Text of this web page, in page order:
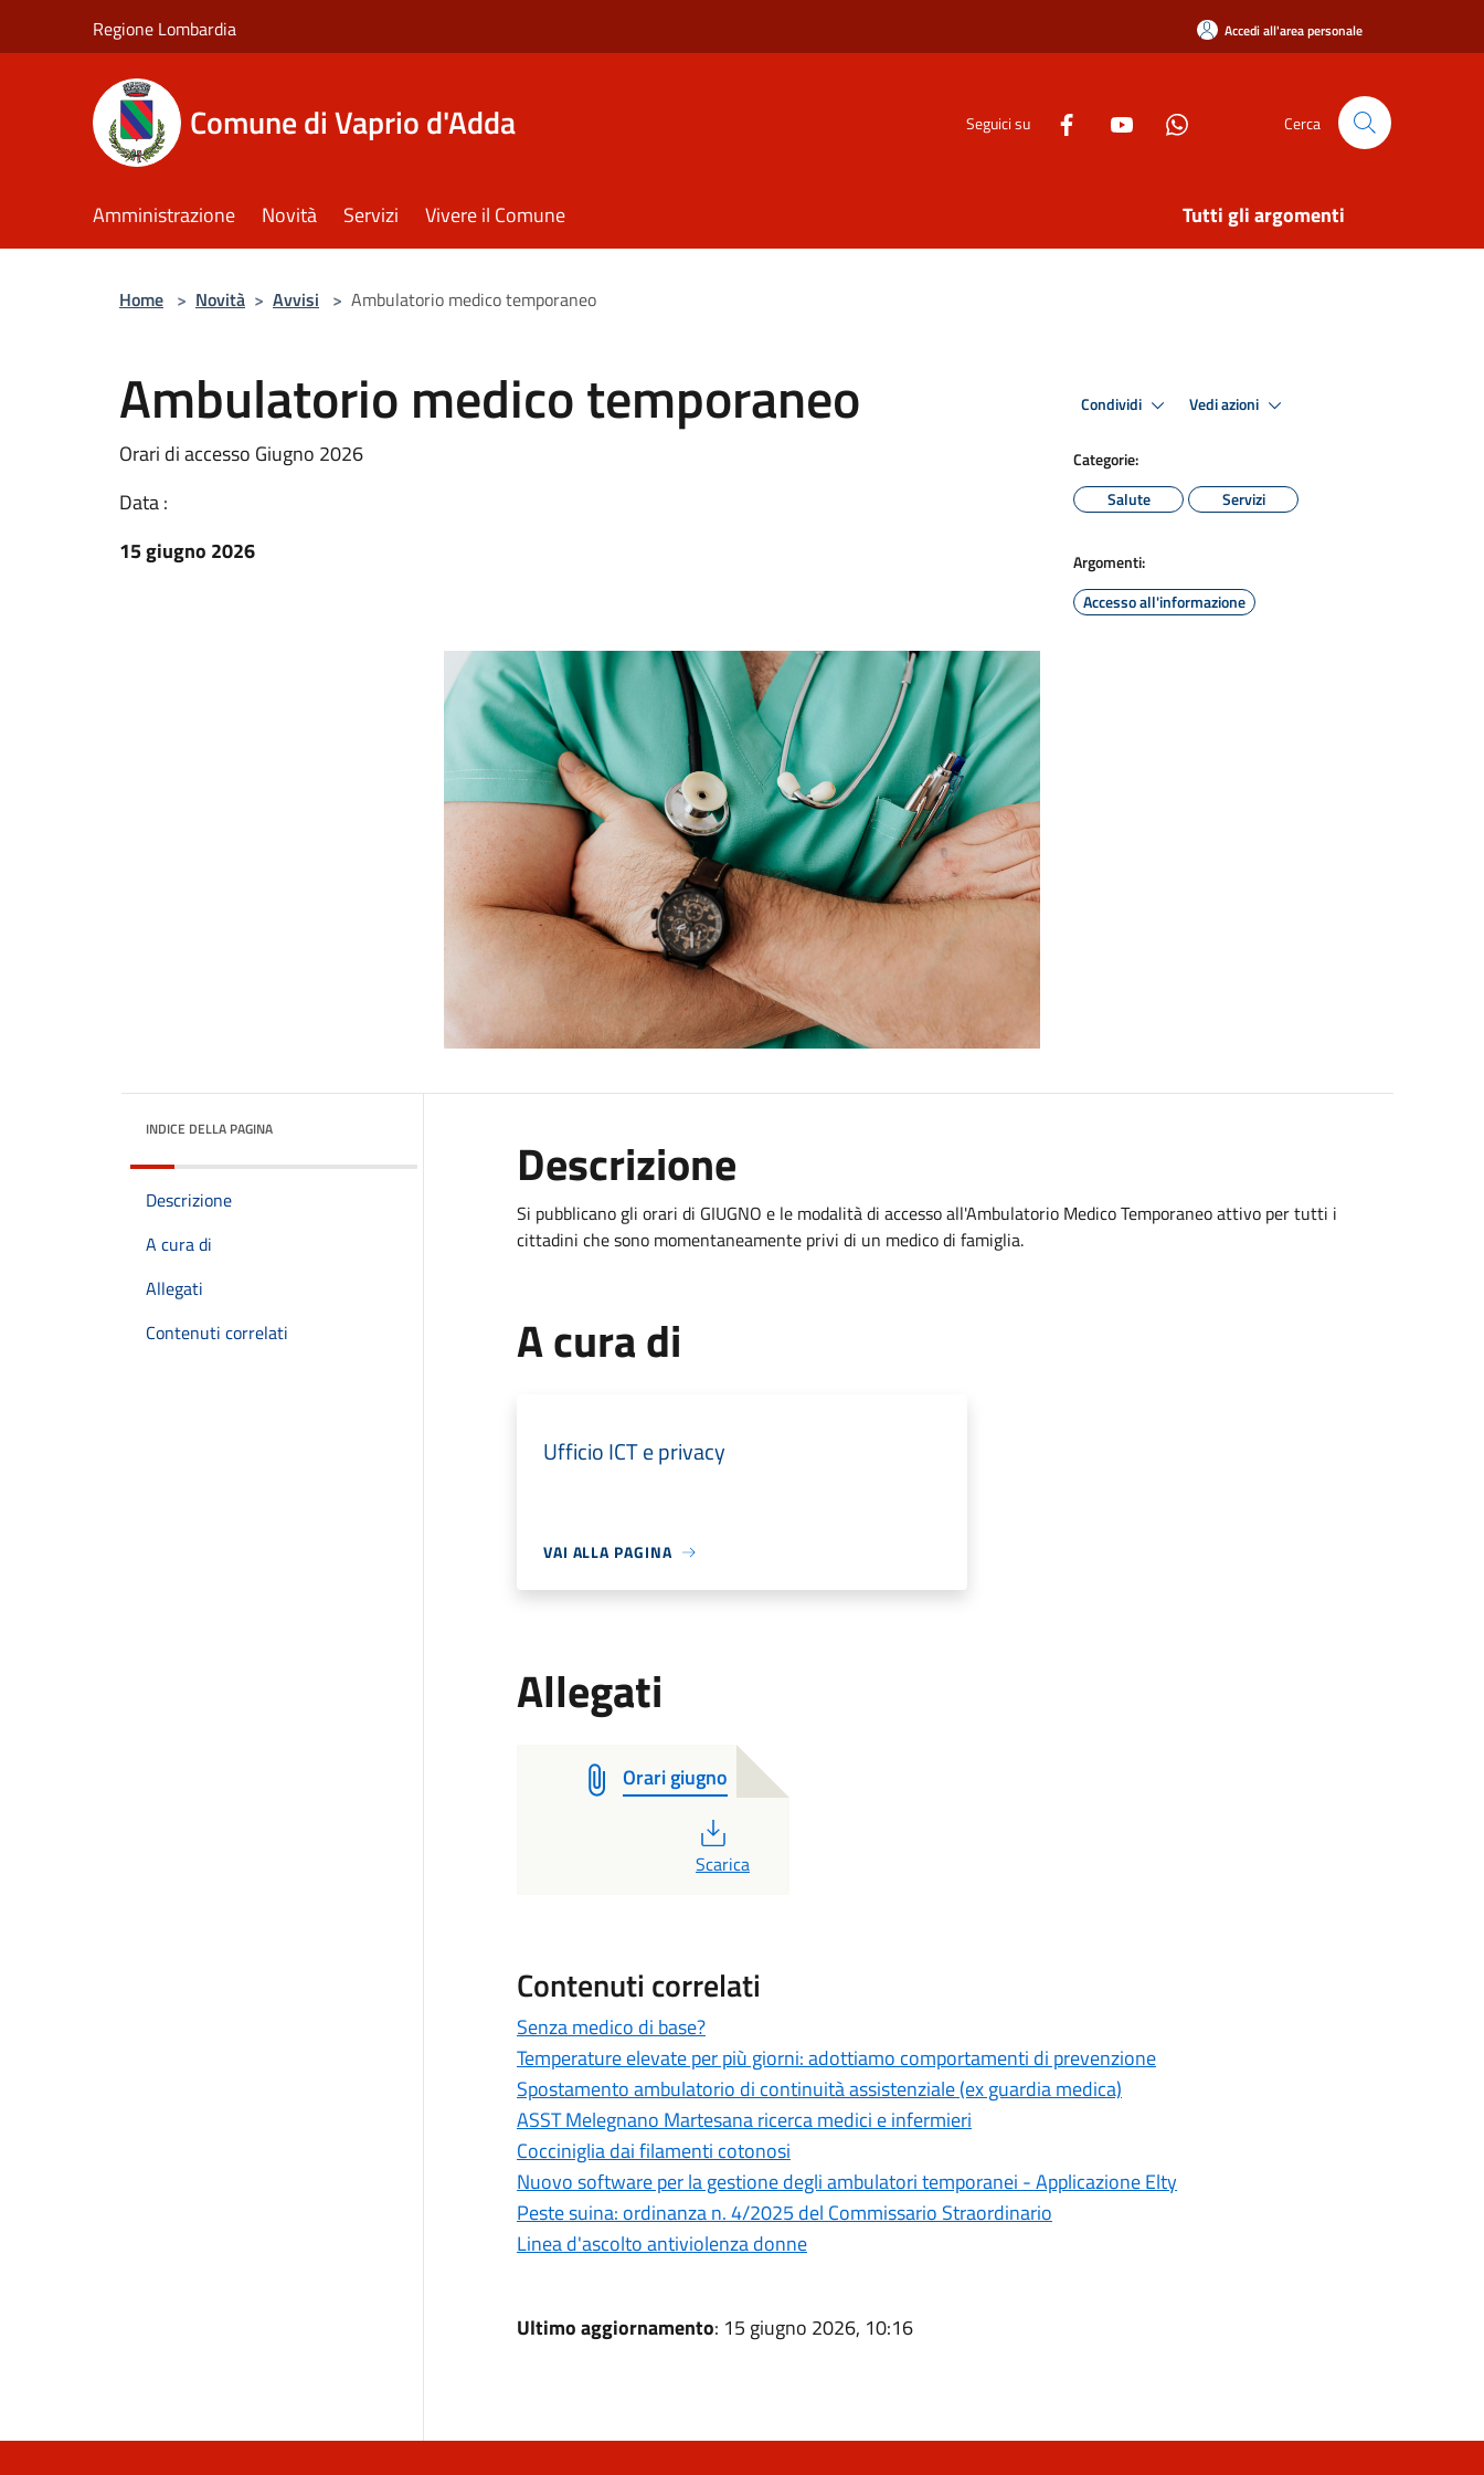
Regione Lombardia Accedi all'area personale
Comune di Vaprio d'Adda Seguici su Cerca
Amministrazione Novità Servizi Vivere il Comune Tutti gli argomenti
Home > Novità > Avvisi > Ambulatorio medico temporaneo
Ambulatorio medico temporaneo
Orari di accesso Giugno 2026
Data :
15 giugno 2026
Condividi Vedi azioni
Categorie:
Salute
Servizi
Argomenti:
Accesso all'informazione
INDICE DELLA PAGINA
Descrizione
A cura di
Allegati
Contenuti correlati
Descrizione
Si pubblicano gli orari di GIUGNO e le modalità di accesso all'Ambulatorio Medico Temporaneo attivo per tutti i
cittadini che sono momentaneamente privi di un medico di famiglia.
A cura di
Ufficio ICT e privacy
VAI ALLA PAGINA
Allegati
Orari giugno
PDF
Scarica
Contenuti correlati
Senza medico di base?
Temperature elevate per più giorni: adottiamo comportamenti di prevenzione
Spostamento ambulatorio di continuità assistenziale (ex guardia medica)
ASST Melegnano Martesana ricerca medici e infermieri
Cocciniglia dai filamenti cotonosi
Nuovo software per la gestione degli ambulatori temporanei - Applicazione Elty
Peste suina: ordinanza n. 4/2025 del Commissario Straordinario
Linea d'ascolto antiviolenza donne
Ultimo aggiornamento: 15 giugno 2026, 10:16